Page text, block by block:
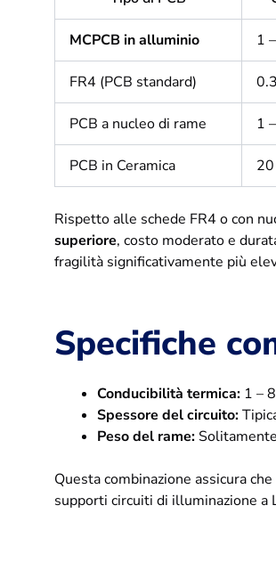
MCPCB in alluminio 1
FR4 (PCB standard)
PCB a nucleo di rame 1
PCB in Ceramica
Rispetto alle schede FR4 o con
superiore, costo moderato e
fragilità significativamente più
Specifiche
Conducibilità termica: 1 –
Spessore del circuito:
Peso del rame:
Questa combinazione assicura
supporti circuiti di illuminazione a